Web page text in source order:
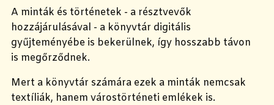
A minták és történetek - a résztvevők
hozzájárulásával - a könyvtár digitális
gyűjteményébe is bekerülnek, így hosszabb távon
is megőrződnek.
Mert a könyvtár számára ezek a minták nemcsak
textíliák, hanem várostörténeti emlékek is.